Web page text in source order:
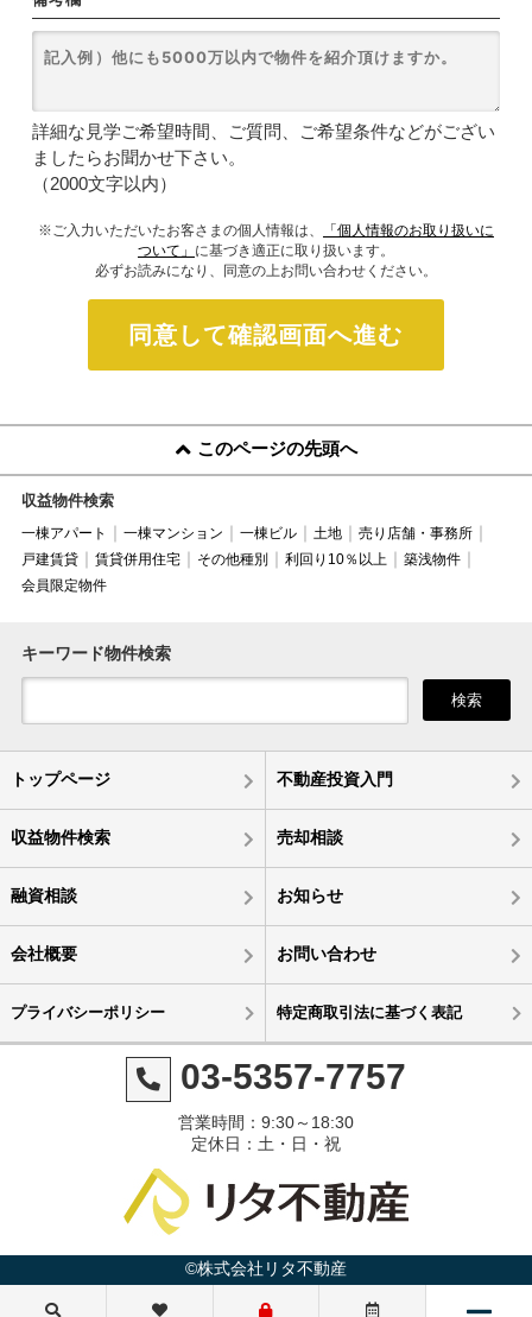
3,880万円
4,980万円
5,500万円
4,480万円
詳細な見学ご希望時間、ご質問、ご希望条件などがござい
ましたらお聞かせ下さい。
（2000文字以内）
※ご入力いただいたお客さまの個人情報は、
「個人情報のお取り扱いに
ついて」 に基づき適正に取り扱います。
必ずお読みになり、同意の上お問い合わせください。
同意して確認画面へ進む
このページの先頭へ
収益物件検索
一棟アパート 一棟マンション 一棟ビル 土地
売り店舗・事務所
戸建賃貸
賃貸併用住宅 その他種別 利回り10％以上
築浅物件
会員限定物件
キーワード物件検索
検索
トップページ 不動産投資入門
収益物件検索 売却相談
融資相談 お知らせ
会社概要 お問い合わせ
プライバシーポリシー 特定商取引法に基づく表記
03-5357-7757
営業時間：9:30～18:30
定休日：土・日・祝
©株式会社リタ不動産